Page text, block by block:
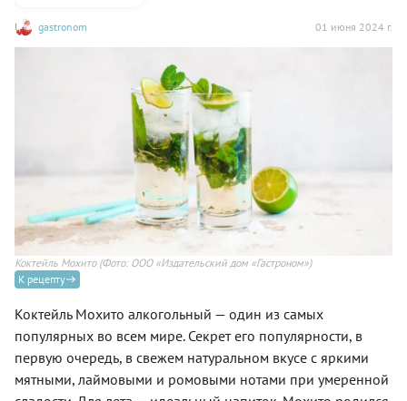
gastronom 01 июня 2024 г.
Коктейль Мохито(Фото: ООО «Издательский дом «Гастроном»)
К рецепту
Коктейль Мохито алкогольный — один из самых
популярных во всем мире. Секрет его популярности, в
первую очередь, в свежем натуральном вкусе с яркими
мятными, лаймовыми и ромовыми нотами при умеренной